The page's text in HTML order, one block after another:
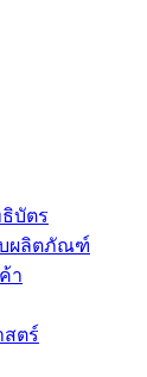
บัตร
ผลิตภัณฑ์
า
สตร์